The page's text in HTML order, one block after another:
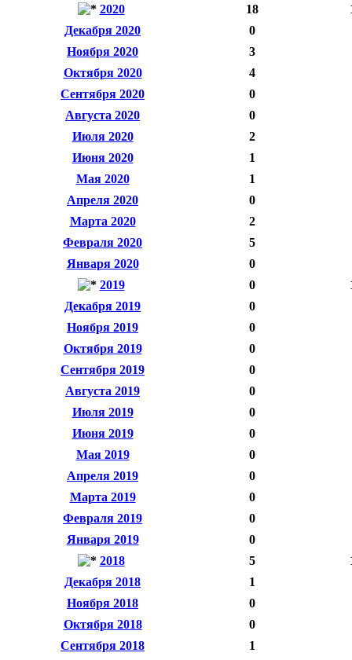
2020 18
Декабря 2020
0
Ноября 2020
3
Октября 2020
4
Сентября 2020
0
Августа 2020
0
Июля 2020
2
Июня 2020
1
Мая 2020
1
Апреля 2020
0
Марта 2020
2
Февраля 2020
5
Января 2020
0
2019
0
Декабря 2019
0
Ноября 2019
0
Октября 2019
0
Сентября 2019
0
Августа 2019
0
Июля 2019
0
Июня 2019
0
Мая 2019
0
Апреля 2019
0
Марта 2019
0
Февраля 2019
0
Января 2019
0
2018
5
Декабря 2018
1
Ноября 2018
0
Октября 2018
0
Сентября 2018
1